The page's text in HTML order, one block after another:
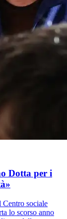
Dotta per i
Centro sociale
lo scorso anno